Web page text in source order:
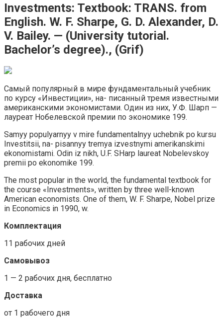
Investments: Textbook: TRANS. from
English. W. F. Sharpe, G. D. Alexander, D.
V. Bailey. — (University tutorial.
Bachelor’s degree)., (Grif)
Самый популярный в мире фундаментальный учебник
по курсу «Инвестиции», на- писанный тремя известными
американскими экономистами. Один из них, У.Ф. Шарп —
лауреат Нобелевской премии по экономике 199.
Samyy populyarnyy v mire fundamentalnyy uchebnik po kursu
Investitsii, na- pisannyy tremya izvestnymi amerikanskimi
ekonomistami. Odin iz nikh, U.F. SHarp laureat Nobelevskoy
premii po ekonomike 199.
The most popular in the world, the fundamental textbook for
the course «Investments», written by three well-known
American economists. One of them, W. F. Sharpe, Nobel prize
in Economics in 1990, w.
Комплектация
11 рабочих дней
Самовывоз
1 — 2 рабочих дня, бесплатно
Доставка
от 1 рабочего дня